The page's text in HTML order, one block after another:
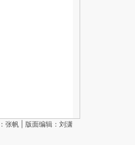
张帆 | 版面编辑：刘潇